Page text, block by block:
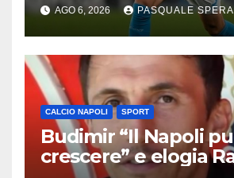
AGO 6, 2026 PASQUALE SPERA
CALCIO NAPOLI SPORT
Budimir “Il Napoli
crescere” e elogia